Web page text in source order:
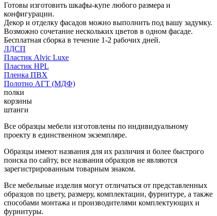
Готовы изготовить шкафы-купе любого размера и
конфигурации.
Декор и отделку фасадов можно выполнить под вашу задумку.
Возможно сочетание нескольких цветов в одном фасаде.
Бесплатная сборка в течение 1-2 рабочих дней.
ЛДСП
Пластик Alvic Luxe
Пластик HPL
Пленка ПВХ
Полотно АГТ (МДФ)
полки
корзины
штанги
Все образцы мебели изготовлены по индивидуальному
проекту в единственном экземпляре.
Образцы имеют названия для их различия и более быстрого
поиска по сайту, все названия образцов не являются
зарегистрированным товарным знаком.
Все мебельные изделия могут отличаться от представленных
образцов по цвету, размеру, комплектации, фурнитуре, а также
способами монтажа и производителями комплектующих и
фурнитуры.